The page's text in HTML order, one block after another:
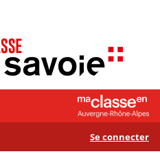
Se connecter